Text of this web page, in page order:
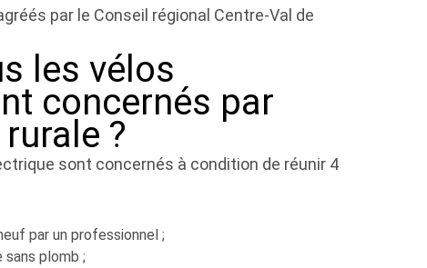
par le Conseil régional Centre-Val de
les vélos
concernés par
?
sont concernés à condition de réunir 4
par un professionnel ;
plomb ;